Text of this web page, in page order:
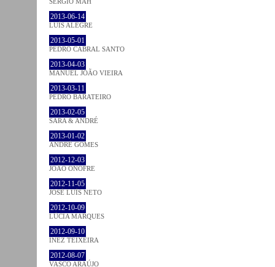
2013-06-14
LUÍS ALEGRE
2013-05-01
PEDRO CABRAL SANTO
2013-04-03
MANUEL JOÃO VIEIRA
2013-03-11
PEDRO BARATEIRO
2013-02-05
SARA & ANDRÉ
2013-01-02
ANDRÉ GOMES
2012-12-03
JOÃO ONOFRE
2012-11-05
JOSÉ LUÍS NETO
2012-10-09
LÚCIA MARQUES
2012-09-10
INEZ TEIXEIRA
2012-08-07
VASCO ARAÚJO